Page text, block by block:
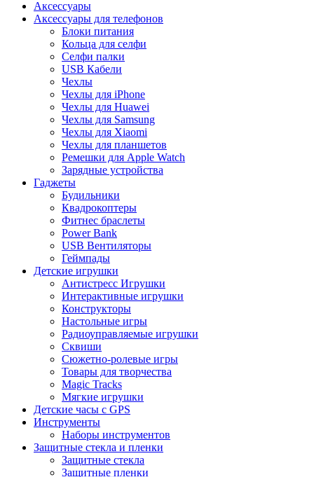
Аксессуары
Аксессуары для телефонов
Блоки питания
Кольца для селфи
Селфи палки
USB Кабели
Чехлы
Чехлы для iPhone
Чехлы для Huawei
Чехлы для Samsung
Чехлы для Xiaomi
Чехлы для планшетов
Ремешки для Apple Watch
Зарядные устройства
Гаджеты
Будильники
Квадрокоптеры
Фитнес браслеты
Power Bank
USB Вентиляторы
Геймпады
Детские игрушки
Антистресс Игрушки
Интерактивные игрушки
Конструкторы
Настольные игры
Радиоуправляемые игрушки
Сквиши
Сюжетно-ролевые игры
Товары для творчества
Magic Tracks
Мягкие игрушки
Детские часы с GPS
Инструменты
Наборы инструментов
Защитные стекла и пленки
Защитные стекла
Защитные пленки